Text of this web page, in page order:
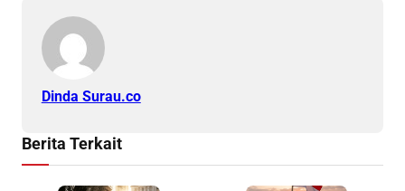
Dinda Surau.co
Berita Terkait